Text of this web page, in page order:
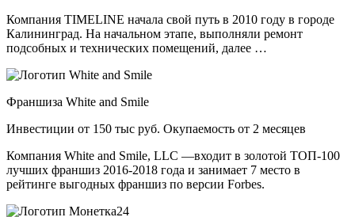
Компания TIMELINE начала свой путь в 2010 году в городе
Калининград. На начальном этапе, выполняли ремонт
подсобных и технических помещений, далее …
Франшиза White and Smile
Инвестиции от 150 тыс руб. Окупаемость от 2 месяцев
Компания White and Smile, LLC —входит в золотой ТОП-100
лучших франшиз 2016-2018 года и занимает 7 место в
рейтинге выгодных франшиз по версии Forbes.